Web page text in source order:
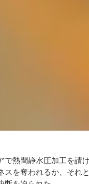
で熱間静水圧加工を請
スを奪われるか、それ